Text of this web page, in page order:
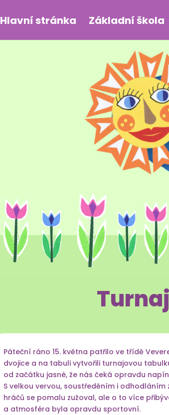
Hlavní stránka Základní škola
Páteční ráno 15. května patřilo ve třídě
dvojice a na tabuli vytvořili turnajovou
od začátku jasné, že nás čeká opravdu
S velkou vervou, soustředěním i
hráčů se pomalu zužoval, ale o to více
a atmosféra byla opravdu sportovní.